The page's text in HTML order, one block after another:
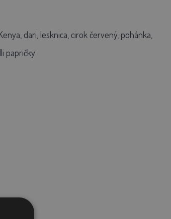
dari, lesknica, cirok červený, pohánka,
papričky